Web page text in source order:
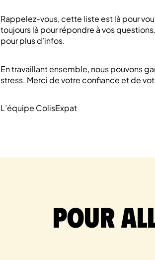
Rappelez-vous, cette liste est là pour
toujours là pour répondre à vos
pour plus d’infos.
En travaillant ensemble, nous pouvons
stress. Merci de votre confiance et de
L’équipe ColisExpat
Pour